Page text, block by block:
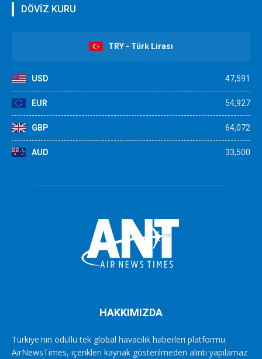
DÖVİZ KURU
TRY - Türk Lirası
USD 47,591
EUR 54,927
GBP 64,072
AUD 33,500
HAKKIMIZDA
Türkiye'nin ödüllü tek global havacılık haberleri platformu
AirNewsTimes, içerikleri kaynak gösterilmeden alıntı yapılamaz